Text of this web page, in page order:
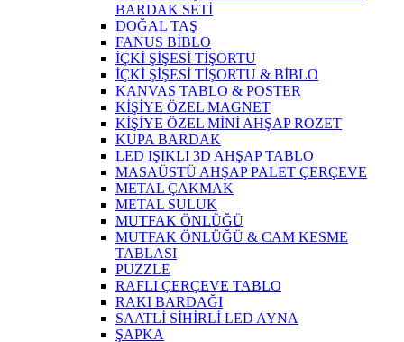
BARDAK SETİ
DOĞAL TAŞ
FANUS BİBLO
İÇKİ ŞİŞESİ TİŞORTU
İÇKİ ŞİŞESİ TİŞORTU & BİBLO
KANVAS TABLO & POSTER
KİŞİYE ÖZEL MAGNET
KİŞİYE ÖZEL MİNİ AHŞAP ROZET
KUPA BARDAK
LED IŞIKLI 3D AHŞAP TABLO
MASAÜSTÜ AHŞAP PALET ÇERÇEVE
METAL ÇAKMAK
METAL SULUK
MUTFAK ÖNLÜĞÜ
MUTFAK ÖNLÜĞÜ & CAM KESME
TABLASI
PUZZLE
RAFLI ÇERÇEVE TABLO
RAKI BARDAĞI
SAATLİ SİHİRLİ LED AYNA
ŞAPKA